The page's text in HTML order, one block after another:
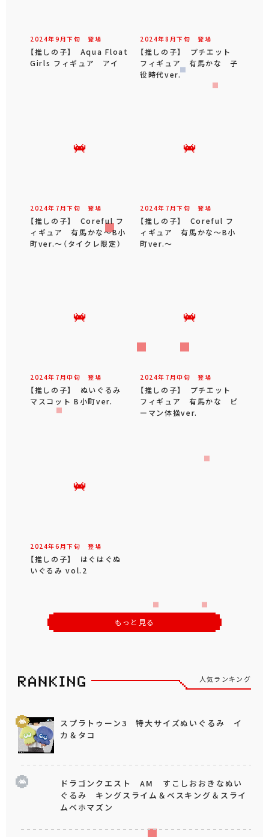
2024年9 月下旬 登場
【推しの子】 Aqua Float
Girls フィギュア アイ
2024年8 月下旬 登場
【推しの子】 プチエット
フィギュア 有馬かな 子
役時代ver.
2024年 7 月下旬 登場
【推しの子】 Coreful フ
ィギュア 有馬かな～B小
町ver.～（タイクレ限定）
2024年 7 月下旬 登場
【推しの子】 Coreful フ
ィギュア 有馬かな～B小
町ver.～
2024年 7 月中旬 登場
【推しの子】 ぬいぐるみ
マスコット B小町ver.
2024年 7 月中旬 登場
【推しの子】 プチエット
フィギュア 有馬かな ピ
ーマン体操ver.
2024年6 月下旬 登場
【推しの子】 はぐはぐぬ
いぐるみ vol.2
もっと見る
人気ランキング
スプラトゥーン3 特大サイズぬいぐるみ イ
カ＆タコ
ドラゴンクエスト AM すこしおおきなぬい
ぐるみ キングスライム＆ベスキング＆スライ
ムベホマズン